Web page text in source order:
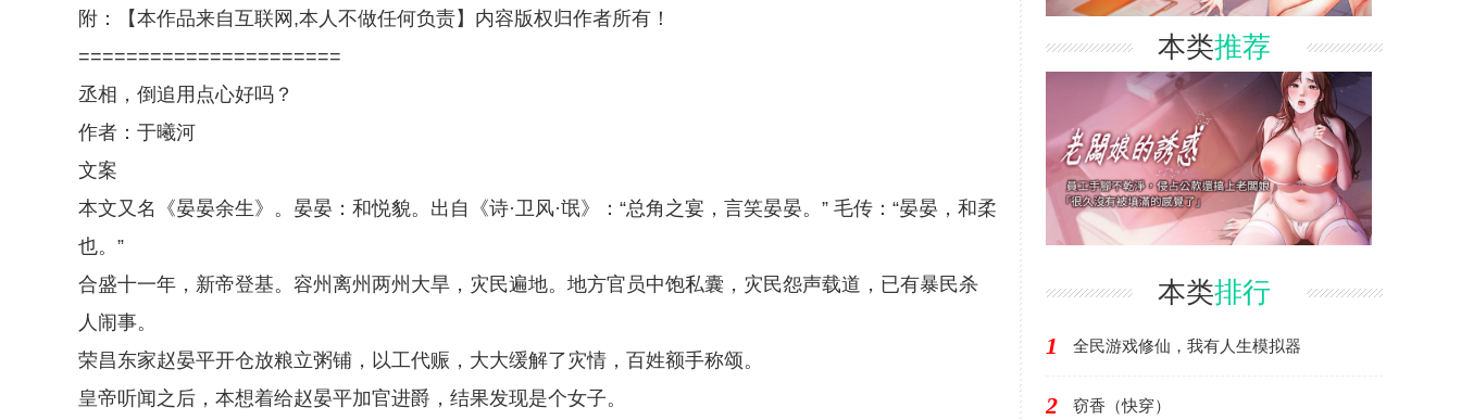
附：【本作品来自互联网,本人不做任何负责】内容版权归作者所有！
======================
丞相，倒追用点心好吗？
作者：于曦河
文案
本文又名《晏晏余生》。晏晏：和悦貌。出自《诗·卫风·氓》：“总角之宴，言笑晏晏。” 毛传：“晏晏，和柔
也。”
合盛十一年，新帝登基。容州离州两州大旱，灾民遍地。地方官员中饱私囊，灾民怨声载道，已有暴民杀
人闹事。
荣昌东家赵晏平开仓放粮立粥铺，以工代赈，大大缓解了灾情，百姓额手称颂。
皇帝听闻之后，本想着给赵晏平加官进爵，结果发现是个女子。
本类推荐
本类排行
1 全民游戏修仙，我有人生模拟器
2 窃香（快穿）